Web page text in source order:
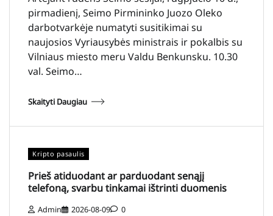
pirmadienį, Seimo Pirmininko Juozo Oleko
darbotvarkėje numatyti susitikimai su
naujosios Vyriausybės ministrais ir pokalbis su
Vilniaus miesto meru Valdu Benkunsku. 10.30
val. Seimo…
Skaityti Daugiau
Kripto pasaulis
Prieš atiduodant ar parduodant senąjį
telefoną, svarbu tinkamai ištrinti duomenis
Admin 2026-08-09 0